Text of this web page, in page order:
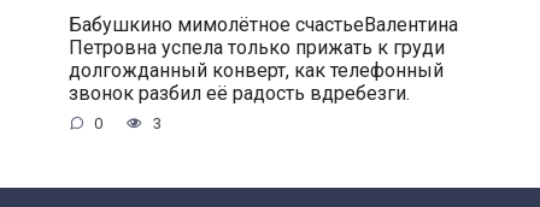
Бабушкино мимолётное счастьеВалентина
Петровна успела только прижать к груди
долгожданный конверт, как телефонный
звонок разбил её радость вдребезги.
0 3